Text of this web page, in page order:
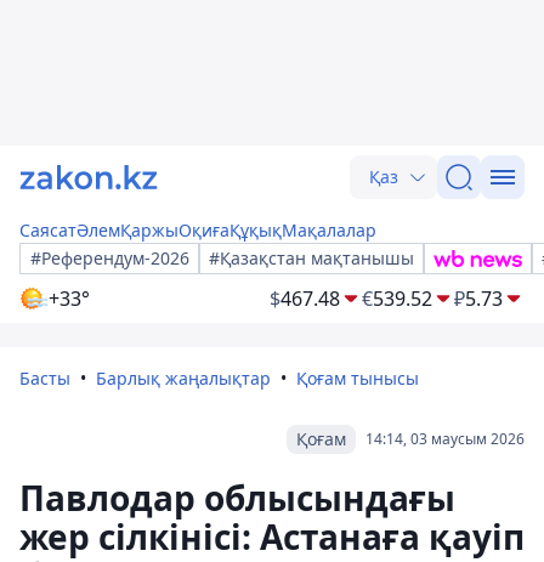
Қаз
СаясатӘлемҚаржыОқиғаҚұқықМақалалар
#Референдум-2026
#Қазақстан мақтанышы
+33° $467.48 €539.52 ₽5.73
Басты Барлық жаңалықтар Қоғам тынысы
14:14, 03 маусым 2026
Қоғам
Павлодар облысындағы
жер сілкінісі: Астанаға қауіп